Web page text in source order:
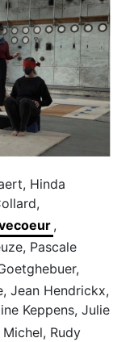
Hinda
,
Pascale
Jean Hendrickx,
Keppens, Julie
Rudy